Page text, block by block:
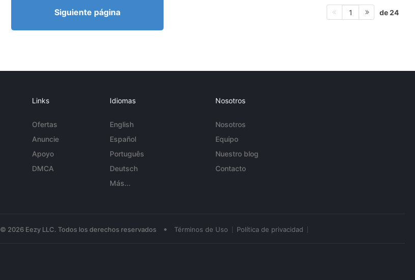
Siguiente página 1 de 24
Links
Ofertas
Anuncie
Apoyo
DMCA
Idiomas
English
Español
Português
Deutsch
Más...
Nosotros
Nosotros
Equipo
Nuestro blog
Contacto
© 2026 Eezy LLC. Todos los derechos reservados • Términos de Uso Política de privacidad